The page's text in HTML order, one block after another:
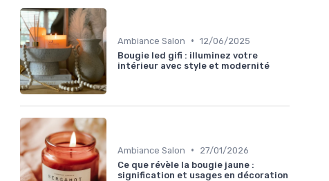
Ambiance Salon • 12/06/2025
Bougie led gifi : illuminez votre
intérieur avec style et modernité
Ambiance Salon •
27/01/2026
Ce que révèle la bougie jaune :
signification et usages en décoration